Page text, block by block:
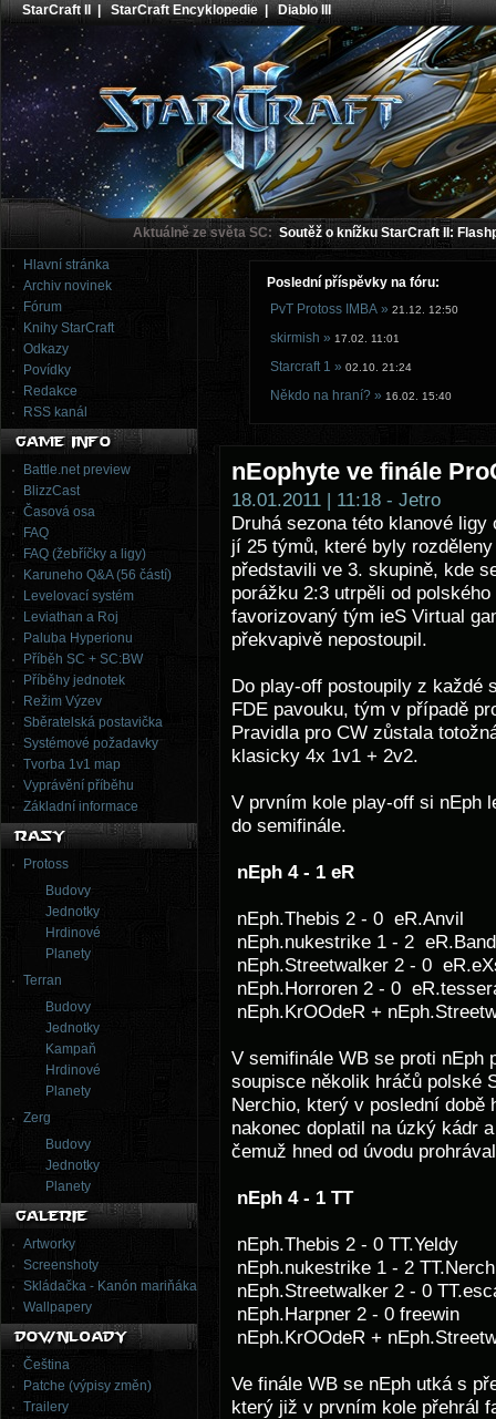
StarCraft II |StarCraft Encyklopedie|Diablo III
Aktuálně ze světa SC: Soutěž o knížku StarCraft II:
Hlavní stránka
Archiv novinek
Fórum
Knihy StarCraft
Odkazy
Povídky
Redakce
RSS kanál
Battle.net preview
BlizzCast
Časová osa
FAQ
FAQ (žebříčky a ligy)
Karuneho Q&A (56 částí)
Levelovací systém
Leviathan a Roj
Paluba Hyperionu
Příběh SC + SC:BW
Příběhy jednotek
Režim Výzev
Sběratelská postavička
Systémové požadavky
Tvorba 1v1 map
Vyprávění příběhu
Základní informace
Protoss
Budovy
Jednotky
Hrdinové
Planety
Terran
Budovy
Jednotky
Kampaň
Hrdinové
Planety
Zerg
Budovy
Jednotky
Planety
Artworky
Screenshoty
Skládačka - Kanón mariňáka
Wallpapery
Čeština
Patche (výpisy změn)
Trailery
Poslední příspěvky na fóru:
PvT Protoss IMBA » 21.12. 12:50
skirmish » 17.02. 11:01
Starcraft 1 » 02.10. 21:24
Někdo na hraní? » 16.02. 15:40
nEophyte ve finále
18.01.2011 | 11:18 - Jetro
Druhá sezona této klanové
jí 25 týmů, které byly
představili ve 3. skupině, kde
porážku 2:3 utrpěli od
favorizovaný tým ieS Virtual
překvapivě nepostoupil.
Do play-off postoupily z každé
FDE pavouku, tým v případě
Pravidla pro CW zůstala
klasicky 4x 1v1 + 2v2.
V prvním kole play-off si nEph
do semifinále.
nEph 4 - 1 eR
nEph.Thebis 2 - 0 eR.Anvil
nEph.nukestrike 1 - 2
nEph.Streetwalker 2 - 0
nEph.Horroren 2 - 0
nEph.KrOOdeR +
V semifinále WB se proti nEph
soupisce několik hráčů polské
Nerchio, který v poslední době
nakonec doplatil na úzký kádr
čemuž hned od úvodu
nEph 4 - 1 TT
nEph.Thebis 2 - 0 TT.Yeldy
nEph.nukestrike 1 - 2
nEph.Streetwalker 2 - 0
nEph.Harpner 2 - 0 freewin
nEph.KrOOdeR +
Ve finále WB se nEph utká s
který již v prvním kole přehrál